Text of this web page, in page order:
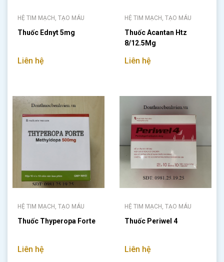
HỆ TIM MẠCH, TẠO MÁU
Thuốc Ednyt 5mg
Liên hệ
HỆ TIM MẠCH, TẠO MÁU
Thuốc Acantan Htz
8/12.5Mg
Liên hệ
HỆ TIM MẠCH, TẠO MÁU
Thuốc Thyperopa Forte
Liên hệ
HỆ TIM MẠCH, TẠO MÁU
Thuốc Periwel 4
Liên hệ